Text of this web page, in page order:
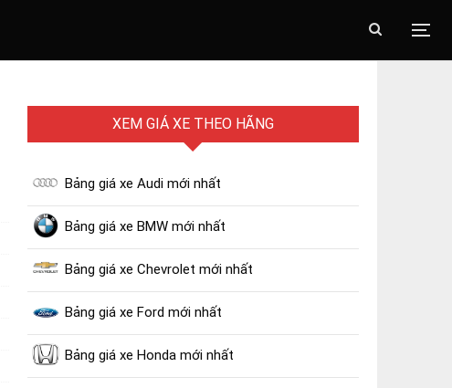
XEM GIÁ XE THEO HÃNG
Bảng giá xe Audi mới nhất
Bảng giá xe BMW mới nhất
Bảng giá xe Chevrolet mới nhất
Bảng giá xe Ford mới nhất
Bảng giá xe Honda mới nhất